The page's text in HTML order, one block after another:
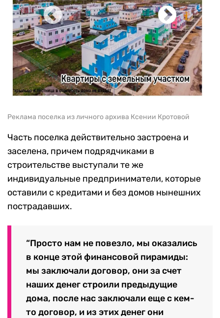
Реклама поселка из личного архива Ксении Кротовой
Часть поселка действительно застроена и
заселена, причем подрядчиками в
строительстве выступали те же
индивидуальные предприниматели, которые
оставили с кредитами и без домов нынешних
пострадавших.
“Просто нам не повезло, мы оказались
в конце этой финансовой пирамиды:
мы заключали договор, они за счет
наших денег строили предыдущие
дома, после нас заключали еще с кем-
то договор, и из этих денег они